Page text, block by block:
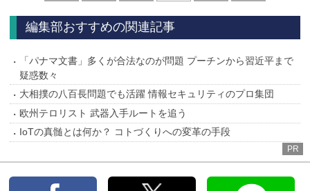
へ
へ
編集部おすすめの関連記事
「パナマ文書」多くが合法なのが問題 プーチンから習近平まで
疑惑数々
大相撲の八百長問題でも活躍 情報セキュリティのプロ集団
欧州テロリスト 武器入手ルートを追う
IoTの真髄とは何か？ コトづくりへの変革の手段
PR